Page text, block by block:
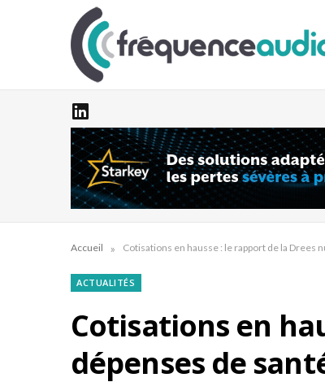
Accueil » Cotisations en hausse : le rapport de la Drees
ACTUALITÉS
Cotisations en
dépenses de